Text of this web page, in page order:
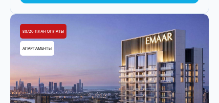
80/20 ПЛАН ОПЛАТЫ
АПАРТАМЕНТЫ